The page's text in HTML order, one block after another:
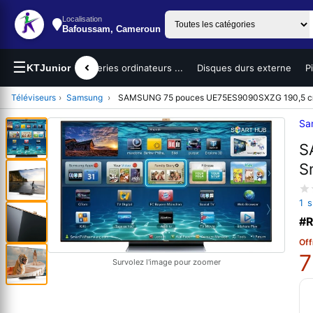
Localisation
Bafoussam, Cameroun
☰KTJunior
portables Batteries ordinateurs ... Disques durs externe
Téléviseurs › Samsung › SAMSUNG 75 pouces UE75ES9090SXZG 190,5
Survolez l'image pour zoomer
1